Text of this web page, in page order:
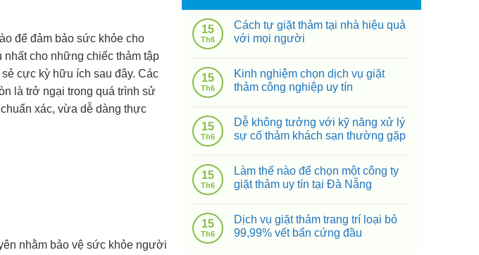
để đảm bảo sức khỏe cho
cho những chiếc thảm tập
cực kỳ hữu ích sau đây. Các
là trở ngại trong quá trình sử
xác, vừa dễ dàng thực
nhằm bảo vệ sức khỏe người
15
Th6
Cách tự giặt thảm tại nhà hiệu quả
với mọi người
15
Th6
Kinh nghiệm chọn dịch vụ giặt
thảm công nghiệp uy tín
15
Th6
Dễ không tưởng với kỹ năng xử lý
sự cố thảm khách sạn thường gặp
15
Th6
Làm thế nào để chọn một công ty
giặt thảm uy tín tại Đà Nẵng
15
Th6
Dịch vụ giặt thảm trang trí loại bỏ
99,99% vết bẩn cứng đầu